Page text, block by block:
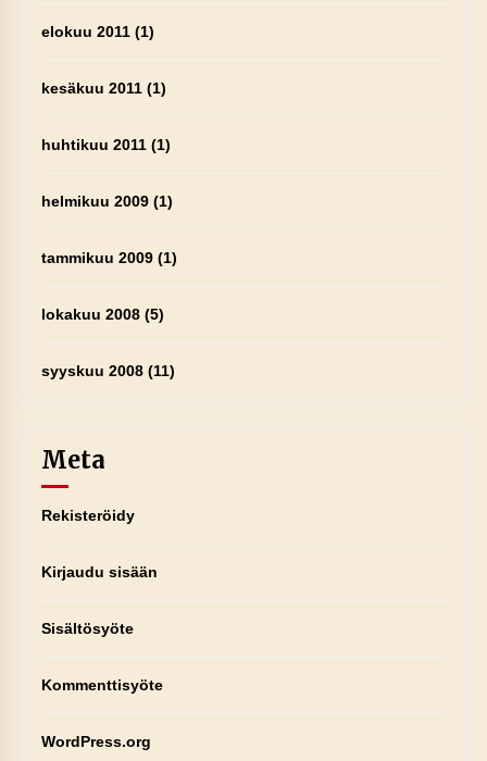
elokuu 2011(1)
kesäkuu 2011(1)
huhtikuu 2011(1)
helmikuu 2009(1)
tammikuu 2009(1)
lokakuu 2008(5)
syyskuu 2008(11)
Meta
Rekisteröidy
Kirjaudu sisään
Sisältösyöte
Kommenttisyöte
WordPress.org